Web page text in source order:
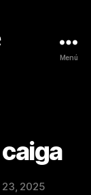
Menú
23, 2025